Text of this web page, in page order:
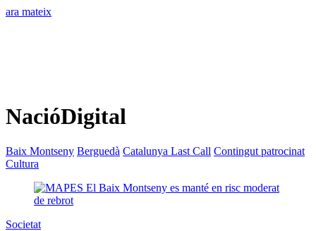
ara mateix
NacióDigital
Baix Montseny Berguedà Catalunya Last Call Contingut patrocinat
Cultura
Societat